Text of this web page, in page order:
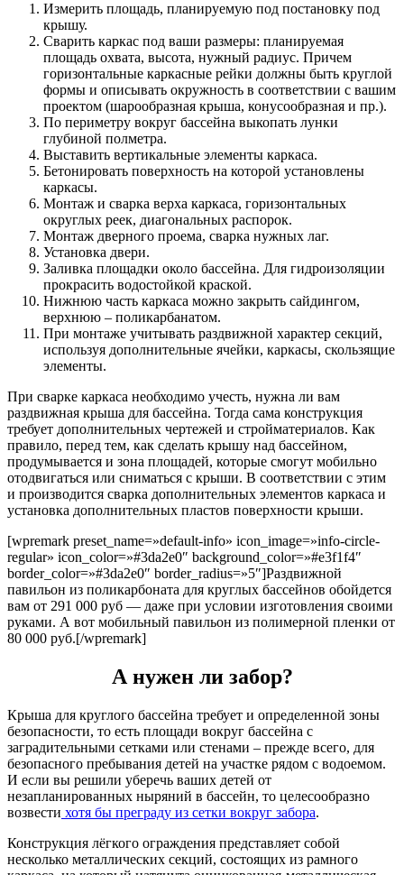
Измерить площадь, планируемую под постановку под
крышу.
Сварить каркас под ваши размеры: планируемая
площадь охвата, высота, нужный радиус. Причем
горизонтальные каркасные рейки должны быть круглой
формы и описывать окружность в соответствии с вашим
проектом (шарообразная крыша, конусообразная и пр.).
По периметру вокруг бассейна выкопать лунки
глубиной полметра.
Выставить вертикальные элементы каркаса.
Бетонировать поверхность на которой установлены
каркасы.
Монтаж и сварка верха каркаса, горизонтальных
округлых реек, диагональных распорок.
Монтаж дверного проема, сварка нужных лаг.
Установка двери.
Заливка площадки около бассейна. Для гидроизоляции
прокрасить водостойкой краской.
Нижнюю часть каркаса можно закрыть сайдингом,
верхнюю – поликарбанатом.
При монтаже учитывать раздвижной характер секций,
используя дополнительные ячейки, каркасы, скользящие
элементы.
При сварке каркаса необходимо учесть, нужна ли вам
раздвижная крыша для бассейна. Тогда сама конструкция
требует дополнительных чертежей и стройматериалов. Как
правило, перед тем, как сделать крышу над бассейном,
продумывается и зона площадей, которые смогут мобильно
отодвигаться или сниматься с крыши. В соответствии с этим
и производится сварка дополнительных элементов каркаса и
установка дополнительных пластов поверхности крыши.
[wpremark preset_name=»default-info» icon_image=»info-circle-
regular» icon_color=»#3da2e0″ background_color=»#e3f1f4″
border_color=»#3da2e0″ border_radius=»5″]Раздвижной
павильон из поликарбоната для круглых бассейнов обойдется
вам от 291 000 руб — даже при условии изготовления своими
руками. А вот мобильный павильон из полимерной пленки от
80 000 руб.[/wpremark]
А нужен ли забор?
Крыша для круглого бассейна требует и определенной зоны
безопасности, то есть площади вокруг бассейна с
заградительными сетками или стенами – прежде всего, для
безопасного пребывания детей на участке рядом с водоемом.
И если вы решили уберечь ваших детей от
незапланированных ныряний в бассейн, то целесообразно
возвести хотя бы преграду из сетки вокруг забора.
Конструкция лёгкого ограждения представляет собой
несколько металлических секций, состоящих из рамного